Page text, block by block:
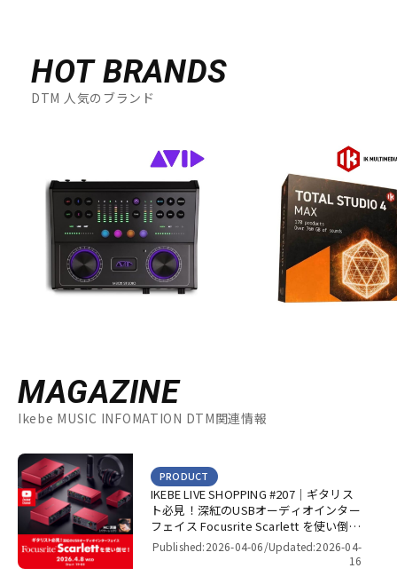
HOT BRANDS
DTM 人気のブランド
MAGAZINE
Ikebe MUSIC INFOMATION DTM関連情報
IKEBE LIVE SHOPPING #207｜ギタリス
ト必見！深紅のUSBオーディオインター
フェイス Focusrite Scarlett を使い倒
せ！【presented by パワーレック】
PRODUCT
Published:2026-04-06/Updated:2026-04-
16